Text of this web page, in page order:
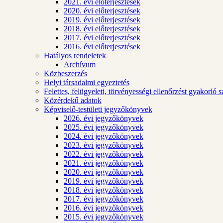
2021. évi előterjesztések
2020. évi előterjesztések
2019. évi előterjesztések
2018. évi előterjesztések
2017. évi előterjesztések
2016. évi előterjesztések
Hatályos rendeletek
Archívum
Közbeszerzés
Helyi társadalmi egyeztetés
Felettes, felügyeleti, törvényességi ellenőrzést gyakorló
Közérdekű adatok
Képviselő-testületi jegyzőkönyvek
2026. évi jegyzőkönyvek
2025. évi jegyzőkönyvek
2024. évi jegyzőkönyvek
2023. évi jegyzőkönyvek
2022. évi jegyzőkönyvek
2021. évi jegyzőkönyvek
2020. évi jegyzőkönyvek
2019. évi jegyzőkönyvek
2018. évi jegyzőkönyvek
2017. évi jegyzőkönyvek
2016. évi jegyzőkönyvek
2015. évi jegyzőkönyvek